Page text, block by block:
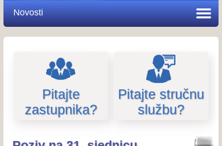
Novosti
Pitajte
zastupnika?
Pitajte stručnu
službu?